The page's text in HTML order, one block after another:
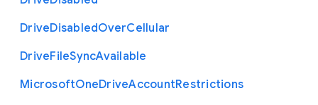
DriveDisabledOverCellular
DriveFileSyncAvailable
MicrosoftOneDriveAccountRestrictions